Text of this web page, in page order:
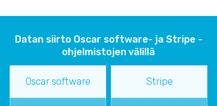
Datan siirto Oscar software- ja Stripe -
ohjelmistojen välillä
Oscar software Stripe